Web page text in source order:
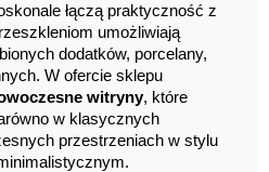
łączą praktyczność z
umożliwiają
dodatków, porcelany,
witryny, które
w klasycznych
przestrzeniach w stylu